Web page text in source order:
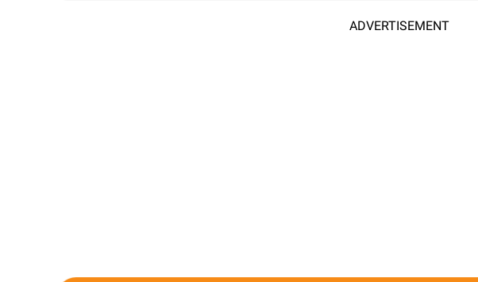
ADVERTISEMENT